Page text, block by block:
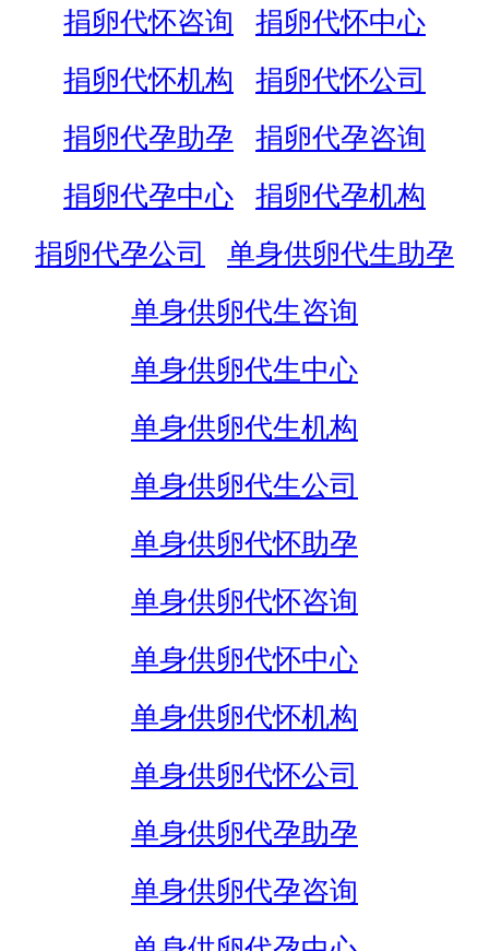
捐卵代怀咨询
捐卵代怀中心
捐卵代怀机构
捐卵代怀公司
捐卵代孕助孕
捐卵代孕咨询
捐卵代孕中心
捐卵代孕机构
捐卵代孕公司
单身供卵代生助孕
单身供卵代生咨询
单身供卵代生中心
单身供卵代生机构
单身供卵代生公司
单身供卵代怀助孕
单身供卵代怀咨询
单身供卵代怀中心
单身供卵代怀机构
单身供卵代怀公司
单身供卵代孕助孕
单身供卵代孕咨询